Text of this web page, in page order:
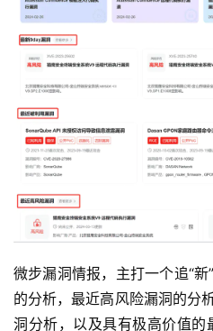
微步漏洞情报，主打一个追“
的分析，最近高风险漏洞的分
洞分析，以及具有极高价值的